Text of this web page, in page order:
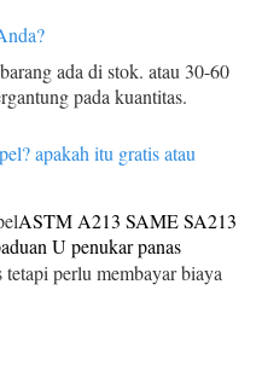
ada di stok. atau 30-60
pada kuantitas.
apakah itu gratis atau
ASTM A213 SAME SA213
U penukar panas
perlu membayar biaya